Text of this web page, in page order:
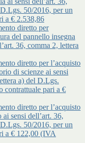
50/2016, per un
a € 2.538,86
diretto per
del pannello insegna
36, comma 2, lettera
diretto per l’acquisto
di scienze ai sensi
a) del D.Lgs.
contrattuale pari a €
diretto per l’acquisto
sensi dell’art. 36,
50/2016, per un
a € 122,00 (IVA